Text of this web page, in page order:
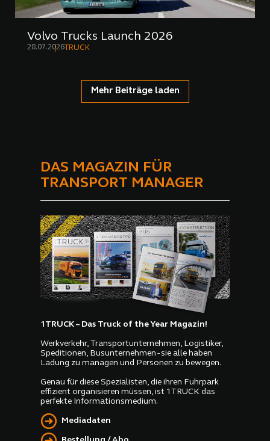
Volvo Trucks Launch 2026
28.07.2026 TRUCK
Mehr Beiträge laden
DAS MAGAZIN FÜR
TRANSPORT MANAGER
1TRUCK – Das Truck of the Year Magazin!
Werkverkehr, Transportunternehmen, Logistiker,
Speditionen, Busunternehmen - sie alle haben
Ladung zu managen und Personen zu bewegen.
Genau für diese Spezialisten, die ihren Fuhrpark
effizient organisieren müssen, ist 1TRUCK das
perfekte Informationsmedium.
Mediadaten